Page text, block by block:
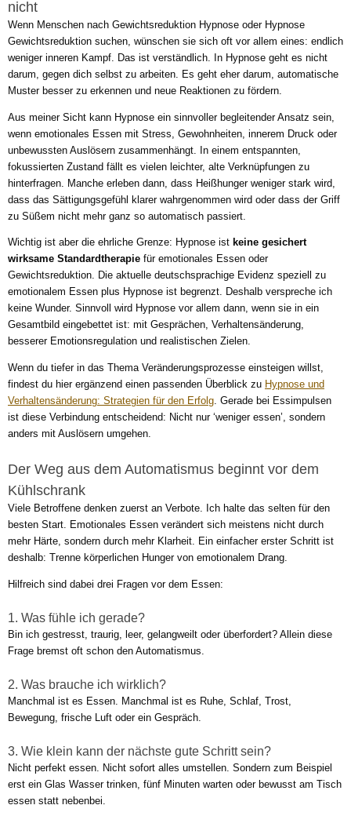
nicht
Wenn Menschen nach Gewichtsreduktion Hypnose oder Hypnose
Gewichtsreduktion suchen, wünschen sie sich oft vor allem eines: endlich
weniger inneren Kampf. Das ist verständlich. In Hypnose geht es nicht
darum, gegen dich selbst zu arbeiten. Es geht eher darum, automatische
Muster besser zu erkennen und neue Reaktionen zu fördern.
Aus meiner Sicht kann Hypnose ein sinnvoller begleitender Ansatz sein,
wenn emotionales Essen mit Stress, Gewohnheiten, innerem Druck oder
unbewussten Auslösern zusammenhängt. In einem entspannten,
fokussierten Zustand fällt es vielen leichter, alte Verknüpfungen zu
hinterfragen. Manche erleben dann, dass Heißhunger weniger stark wird,
dass das Sättigungsgefühl klarer wahrgenommen wird oder dass der Griff
zu Süßem nicht mehr ganz so automatisch passiert.
Wichtig ist aber die ehrliche Grenze: Hypnose ist keine gesichert
wirksame Standardtherapie für emotionales Essen oder
Gewichtsreduktion. Die aktuelle deutschsprachige Evidenz speziell zu
emotionalem Essen plus Hypnose ist begrenzt. Deshalb verspreche ich
keine Wunder. Sinnvoll wird Hypnose vor allem dann, wenn sie in ein
Gesamtbild eingebettet ist: mit Gesprächen, Verhaltensänderung,
besserer Emotionsregulation und realistischen Zielen.
Wenn du tiefer in das Thema Veränderungsprozesse einsteigen willst,
findest du hier ergänzend einen passenden Überblick zu Hypnose und
Verhaltensänderung: Strategien für den Erfolg. Gerade bei Essimpulsen
ist diese Verbindung entscheidend: Nicht nur ‘weniger essen’, sondern
anders mit Auslösern umgehen.
Der Weg aus dem Automatismus beginnt vor dem
Kühlschrank
Viele Betroffene denken zuerst an Verbote. Ich halte das selten für den
besten Start. Emotionales Essen verändert sich meistens nicht durch
mehr Härte, sondern durch mehr Klarheit. Ein einfacher erster Schritt ist
deshalb: Trenne körperlichen Hunger von emotionalem Drang.
Hilfreich sind dabei drei Fragen vor dem Essen:
1. Was fühle ich gerade?
Bin ich gestresst, traurig, leer, gelangweilt oder überfordert? Allein diese
Frage bremst oft schon den Automatismus.
2. Was brauche ich wirklich?
Manchmal ist es Essen. Manchmal ist es Ruhe, Schlaf, Trost,
Bewegung, frische Luft oder ein Gespräch.
3. Wie klein kann der nächste gute Schritt sein?
Nicht perfekt essen. Nicht sofort alles umstellen. Sondern zum Beispiel
erst ein Glas Wasser trinken, fünf Minuten warten oder bewusst am Tisch
essen statt nebenbei.